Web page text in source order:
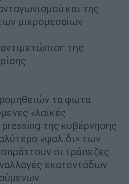
και της
μικρομεσαίων
της
τα φώτα
«λαϊκές
της κυβέρνησης
«ψαλίδι» των
οι τράπεζες
εκατοντάδων